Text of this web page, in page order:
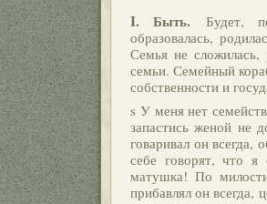
I. Быть. Будет,
образовалась,
Семья не сложилась,
семьи. Семейный
собственности и
s У меня нет
запастись женой не
говаривал он
себе говорят, что я
матушка! По
прибавлял он всегда,